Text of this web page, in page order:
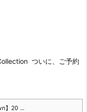
ついに、ご予約
】20 ...